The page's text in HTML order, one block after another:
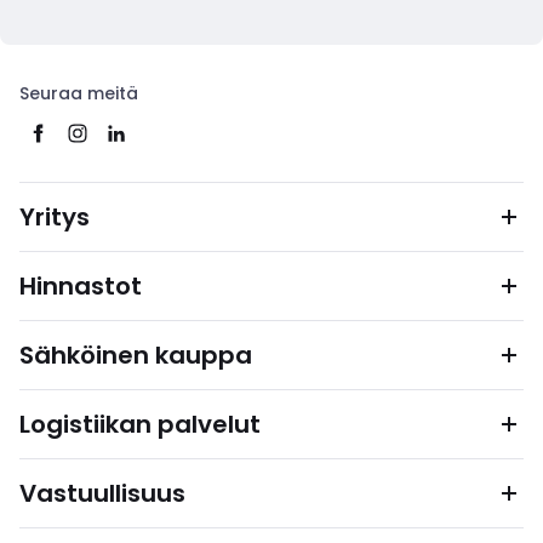
Seuraa meitä
Yritys
Hinnastot
Sähköinen kauppa
Logistiikan palvelut
Vastuullisuus